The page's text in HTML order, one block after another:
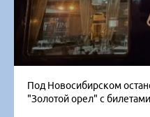
Под Новосибирском
"Золотой орел" с